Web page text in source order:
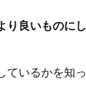
良いものに
いるかを知